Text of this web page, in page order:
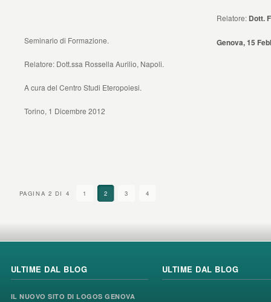
Seminario di Formazione.
Relatore: Dott.ssa Rossella Aurilio, Napoli.
A cura del Centro Studi Eteropoiesi.
Torino, 1 Dicembre 2012
Relatore: Dott.
Genova, 15
PAGINA 2 DI 4 1 2 3 4
ULTIME DAL BLOG
IL NUOVO SITO DI LOGOS GENOVA
ULTIME DAL BLOG